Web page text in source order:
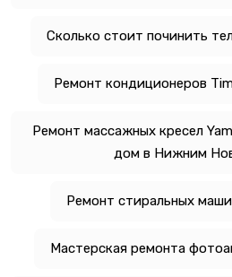
Сколько стоит починить
Ремонт кондиционеров
Ремонт массажных кресел
дом в Нижним
Ремонт стиральных
Мастерская ремонта